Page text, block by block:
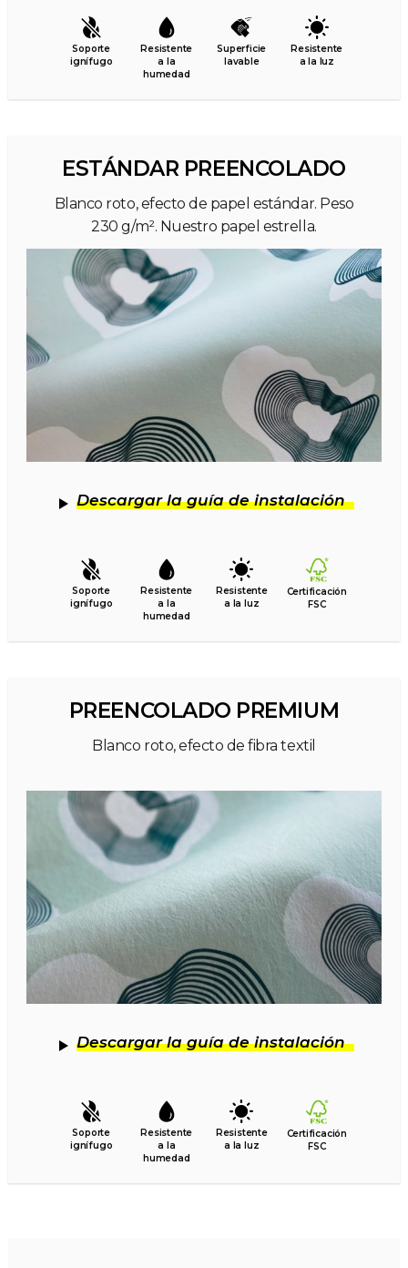
Soporte
ignífugo
Resistente
a la
humedad
Superficie
lavable
Resistente
a la luz
ESTÁNDAR PREENCOLADO
Blanco roto, efecto de papel estándar. Peso
230 g/m². Nuestro papel estrella.
Descargar la guía de instalación
Soporte
ignífugo
Resistente
a la
humedad
Resistente
a la luz
Certificación
FSC
PREENCOLADO PREMIUM
Blanco roto, efecto de fibra textil
Descargar la guía de instalación
Soporte
ignífugo
Resistente
a la
humedad
Resistente
a la luz
Certificación
FSC